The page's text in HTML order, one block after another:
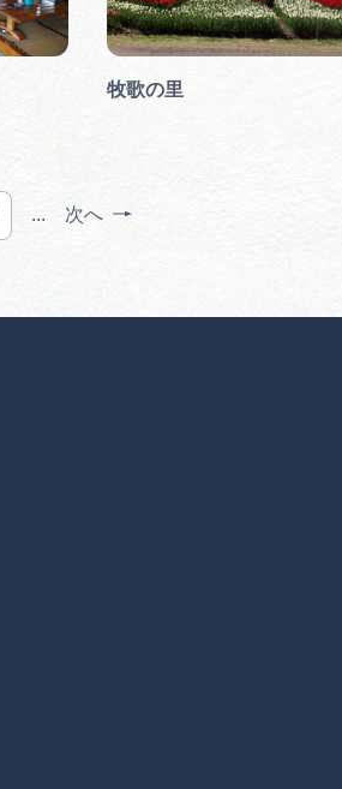
牧歌の里
... 次へ